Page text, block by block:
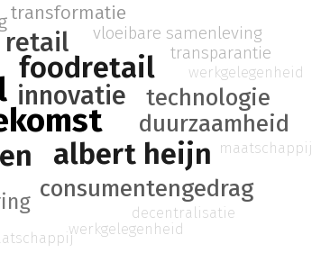
foodretail
albert heijn
innovatie
retail
consumentengedrag
technologie
duurzaamheid
transformatie
vloeibare samenleving
transparantie
werkgelegenheid
maatschappij
decentralisatie
werkgelegenheid